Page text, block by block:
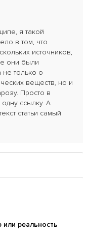
я такой
в том, что
источников,
они были
только о
веществ, но и
Просто в
ссылку. А
статьи самый
реальность